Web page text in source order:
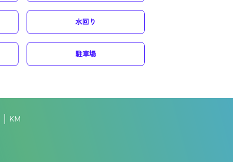
水回り
駐車場
KM